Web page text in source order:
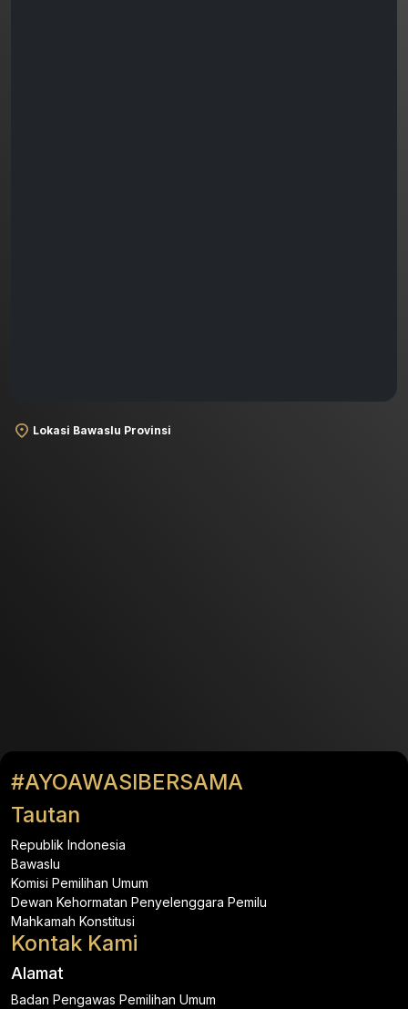
Lokasi Bawaslu Provinsi
#AYOAWASIBERSAMA
Tautan
Republik Indonesia
Bawaslu
Komisi Pemilihan Umum
Dewan Kehormatan Penyelenggara Pemilu
Mahkamah Konstitusi
Kontak Kami
Alamat
Badan Pengawas Pemilihan Umum